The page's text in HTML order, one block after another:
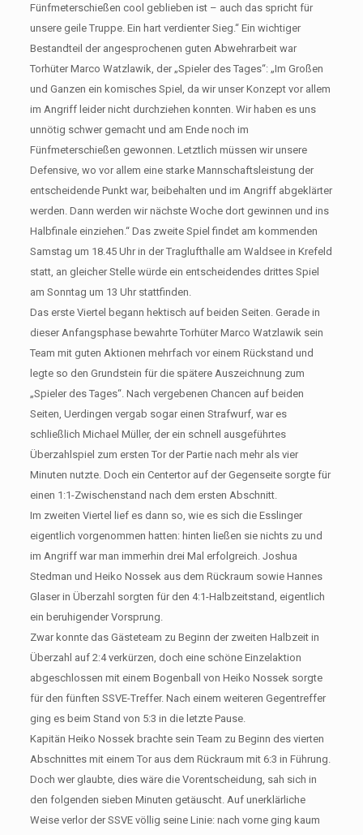
Fünfmeterschießen cool geblieben ist – auch das spricht für
unsere geile Truppe. Ein hart verdienter Sieg.“ Ein wichtiger
Bestandteil der angesprochenen guten Abwehrarbeit war
Torhüter Marco Watzlawik, der „Spieler des Tages“: „Im Großen
und Ganzen ein komisches Spiel, da wir unser Konzept vor allem
im Angriff leider nicht durchziehen konnten. Wir haben es uns
unnötig schwer gemacht und am Ende noch im
Fünfmeterschießen gewonnen. Letztlich müssen wir unsere
Defensive, wo vor allem eine starke Mannschaftsleistung der
entscheidende Punkt war, beibehalten und im Angriff abgeklärter
werden. Dann werden wir nächste Woche dort gewinnen und ins
Halbfinale einziehen.“ Das zweite Spiel findet am kommenden
Samstag um 18.45 Uhr in der Traglufthalle am Waldsee in Krefeld
statt, an gleicher Stelle würde ein entscheidendes drittes Spiel
am Sonntag um 13 Uhr stattfinden.
Das erste Viertel begann hektisch auf beiden Seiten. Gerade in
dieser Anfangsphase bewahrte Torhüter Marco Watzlawik sein
Team mit guten Aktionen mehrfach vor einem Rückstand und
legte so den Grundstein für die spätere Auszeichnung zum
„Spieler des Tages“. Nach vergebenen Chancen auf beiden
Seiten, Uerdingen vergab sogar einen Strafwurf, war es
schließlich Michael Müller, der ein schnell ausgeführtes
Überzahlspiel zum ersten Tor der Partie nach mehr als vier
Minuten nutzte. Doch ein Centertor auf der Gegenseite sorgte für
einen 1:1-Zwischenstand nach dem ersten Abschnitt.
Im zweiten Viertel lief es dann so, wie es sich die Esslinger
eigentlich vorgenommen hatten: hinten ließen sie nichts zu und
im Angriff war man immerhin drei Mal erfolgreich. Joshua
Stedman und Heiko Nossek aus dem Rückraum sowie Hannes
Glaser in Überzahl sorgten für den 4:1-Halbzeitstand, eigentlich
ein beruhigender Vorsprung.
Zwar konnte das Gästeteam zu Beginn der zweiten Halbzeit in
Überzahl auf 2:4 verkürzen, doch eine schöne Einzelaktion
abgeschlossen mit einem Bogenball von Heiko Nossek sorgte
für den fünften SSVE-Treffer. Nach einem weiteren Gegentreffer
ging es beim Stand von 5:3 in die letzte Pause.
Kapitän Heiko Nossek brachte sein Team zu Beginn des vierten
Abschnittes mit einem Tor aus dem Rückraum mit 6:3 in Führung.
Doch wer glaubte, dies wäre die Vorentscheidung, sah sich in
den folgenden sieben Minuten getäuscht. Auf unerklärliche
Weise verlor der SSVE völlig seine Linie: nach vorne ging kaum